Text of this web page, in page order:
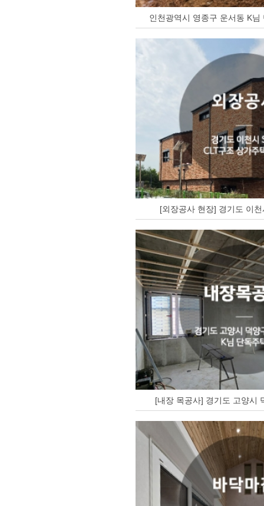
인천광역시 영종구 운서동 K
[외장공사 현장] 경기도 이
[내장 목공사] 경기도 고양시